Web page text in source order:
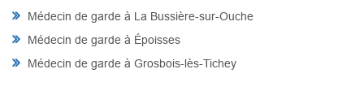
Médecin de garde à La Bussière-sur-Ouche
Médecin de garde à Époisses
Médecin de garde à Grosbois-lès-Tichey